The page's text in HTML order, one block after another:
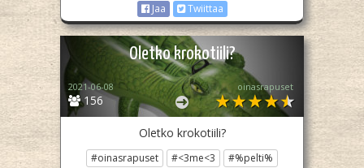
Jaa
Twiittaa
Oletko krokotiili?
156
2021-06-08 oinasrapuset
Oletko krokotiili?
#oinasrapuset #<3me<3
#%pelti%